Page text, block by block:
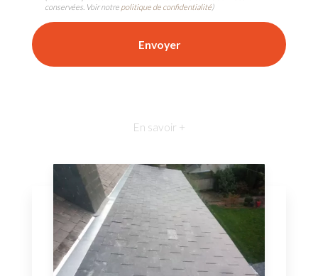
conservées. Voir notre politique de confidentialité)
En savoir +